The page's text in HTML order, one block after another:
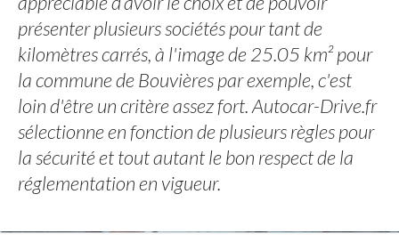
présenter plusieurs sociétés pour tant de
kilomètres carrés, à l'image de 25.05 km² pour
la commune de Bouvières par exemple, c'est
loin d'être un critère assez fort. Autocar-Drive.fr
sélectionne en fonction de plusieurs règles pour
la sécurité et tout autant le bon respect de la
réglementation en vigueur.